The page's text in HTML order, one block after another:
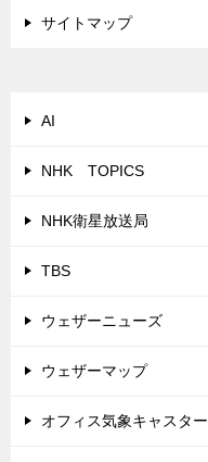
サイトマップ
AI
NHK TOPICS
NHK衛星放送局
TBS
ウェザーニューズ
ウェザーマップ
オフィス気象キャスター